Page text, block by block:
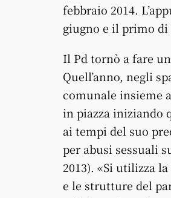
febbraio 2014.
giugno e il primo
Il Pd tornò a fare
Quell’anno, negli
comunale insieme
in piazza iniziando
ai tempi del suo
per abusi sessuali
2013). «Si utilizza
e le strutture del